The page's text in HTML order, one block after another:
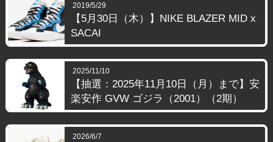
2019/5/29
【5月30日（木）】NIKE BLAZER MID x
SACAI
2025/11/10
【抽選：2025年11月10日（月）まで】安
楽安作 GVW ゴジラ（2001）（2期）
2026/6/7